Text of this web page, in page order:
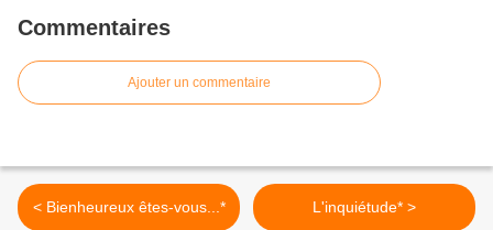
Commentaires
Ajouter un commentaire
< Bienheureux êtes-vous...* L'inquiétude* >